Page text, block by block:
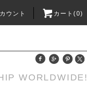
ウント カート(0)
WORLDWIDE!